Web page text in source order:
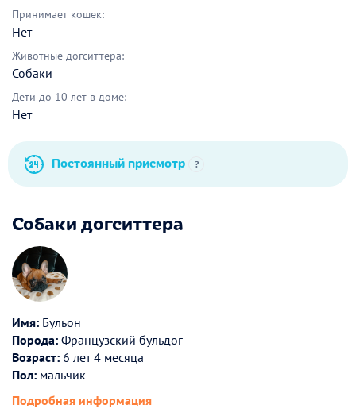
Принимает кошек:
Нет
Животные догситтера:
Собаки
Дети до 10 лет в доме:
Нет
Постоянный присмотр ?
Собаки догситтера
Имя: Бульон
Порода: Французский бульдог
Возраст: 6 лет 4 месяца
Пол: мальчик
Подробная информация